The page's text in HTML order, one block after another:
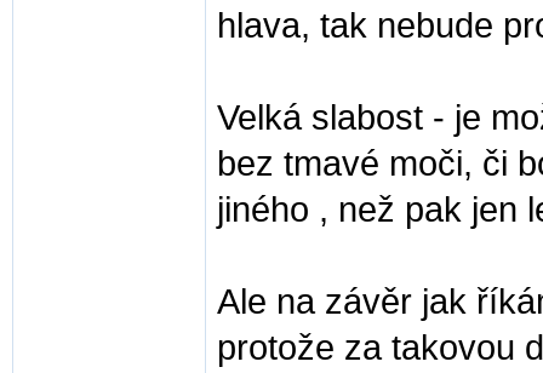
hlava, tak nebude
Velká slabost - je
bez tmavé moči, či
jiného , než pak jen
Ale na závěr jak
protože za takovou